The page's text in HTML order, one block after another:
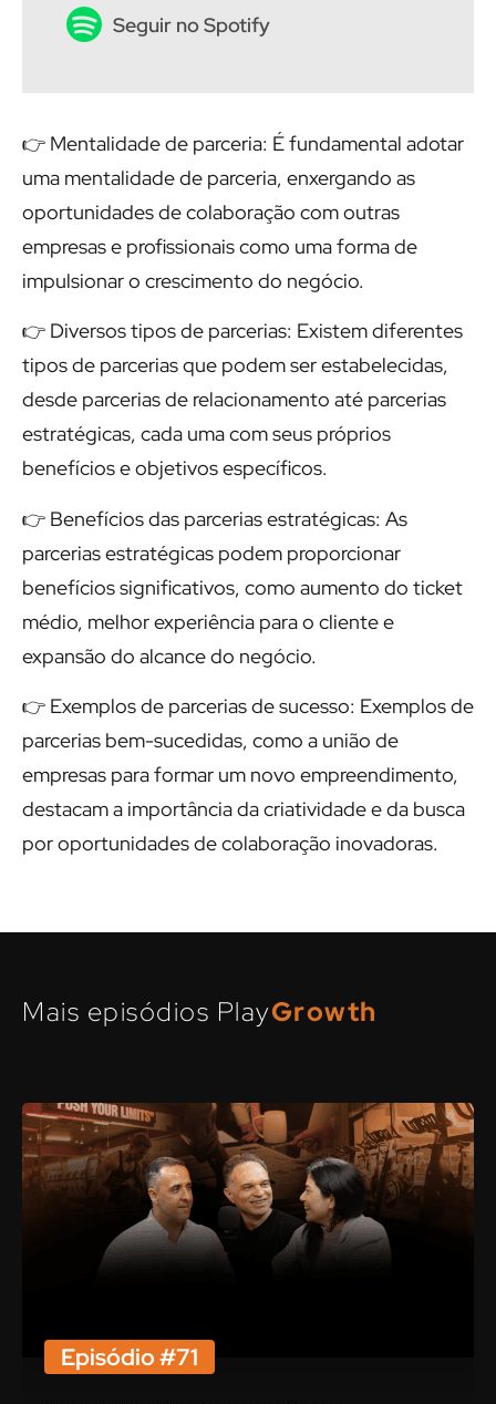
Seguir no Spotify
👉 Mentalidade de parceria: É fundamental adotar
uma mentalidade de parceria, enxergando as
oportunidades de colaboração com outras
empresas e profissionais como uma forma de
impulsionar o crescimento do negócio.
👉 Diversos tipos de parcerias: Existem diferentes
tipos de parcerias que podem ser estabelecidas,
desde parcerias de relacionamento até parcerias
estratégicas, cada uma com seus próprios
benefícios e objetivos específicos.
👉 Benefícios das parcerias estratégicas: As
parcerias estratégicas podem proporcionar
benefícios significativos, como aumento do ticket
médio, melhor experiência para o cliente e
expansão do alcance do negócio.
👉 Exemplos de parcerias de sucesso: Exemplos de
parcerias bem-sucedidas, como a união de
empresas para formar um novo empreendimento,
destacam a importância da criatividade e da busca
por oportunidades de colaboração inovadoras.
Mais episódios PlayGrowth
Episódio #71